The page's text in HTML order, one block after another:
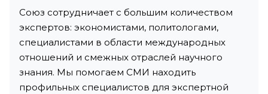
Союз сотрудничает с большим количеством
экспертов: экономистами, политологами,
специалистами в области международных
отношений и смежных отраслей научного
знания. Мы помогаем СМИ находить
профильных специалистов для экспертной